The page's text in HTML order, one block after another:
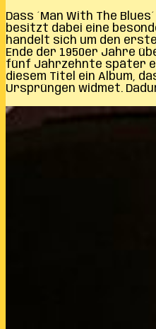
Dass ´Man With The
besitzt dabei eine
handelt sich um den
Ende der 1950er Jahre
fünf Jahrzehnte später
diesem Titel ein Album,
Ursprüngen widmet.